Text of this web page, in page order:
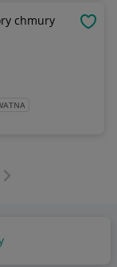
chmury
Następna strona